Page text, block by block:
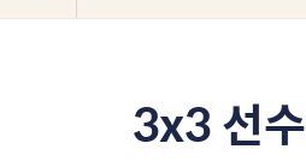
3x3 선